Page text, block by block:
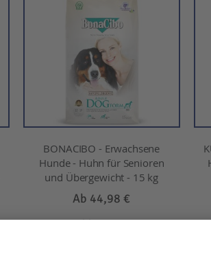
BONACIBO - Erwachsene
Hunde - Huhn für Senioren
und Übergewicht - 15 kg
Ab 44,98 €
Inkl. MwSt.